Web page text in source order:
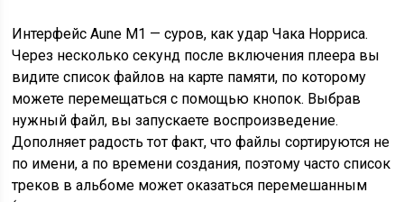
Интерфейс Aune M1 — суров, как удар Чака Норриса.
Через несколько секунд после включения плеера вы
видите список файлов на карте памяти, по которому
можете перемещаться с помощью кнопок. Выбрав
нужный файл, вы запускаете воспроизведение.
Дополняет радость тот факт, что файлы сортируются не
по имени, а по времени создания, поэтому часто список
треков в альбоме может оказаться перемешанным